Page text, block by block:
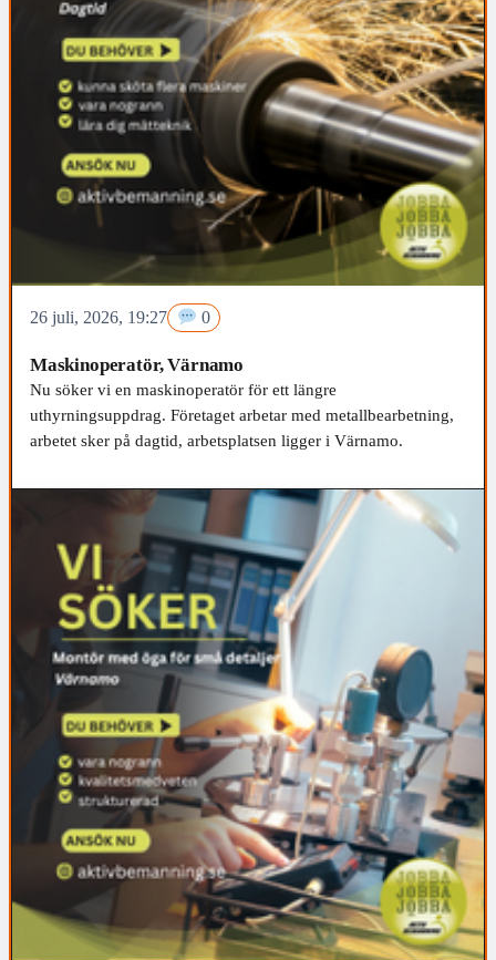
26 juli, 2026, 19:27 0
Maskinoperatör, Värnamo
Nu söker vi en maskinoperatör för ett längre
uthyrningsuppdrag. Företaget arbetar med metallbearbetning,
arbetet sker på dagtid, arbetsplatsen ligger i Värnamo.